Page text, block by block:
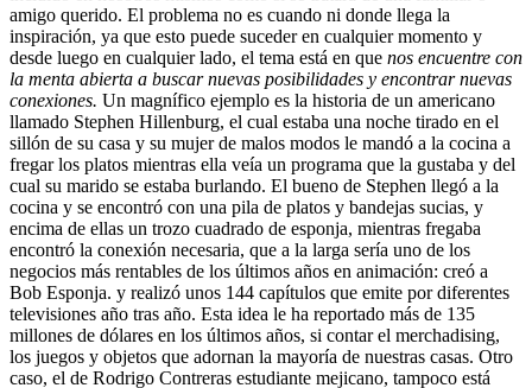
amigo querido. El problema no es cuando ni donde llega la
inspiración, ya que esto puede suceder en cualquier momento y
desde luego en cualquier lado, el tema está en que nos encuentre con
la menta abierta a buscar nuevas posibilidades y encontrar nuevas
conexiones. Un magnífico ejemplo es la historia de un americano
llamado Stephen Hillenburg, el cual estaba una noche tirado en el
sillón de su casa y su mujer de malos modos le mandó a la cocina a
fregar los platos mientras ella veía un programa que la gustaba y del
cual su marido se estaba burlando. El bueno de Stephen llegó a la
cocina y se encontró con una pila de platos y bandejas sucias, y
encima de ellas un trozo cuadrado de esponja, mientras fregaba
encontró la conexión necesaria, que a la larga sería uno de los
negocios más rentables de los últimos años en animación: creó a
Bob Esponja. y realizó unos 144 capítulos que emite por diferentes
televisiones año tras año. Esta idea le ha reportado más de 135
millones de dólares en los últimos años, si contar el merchadising,
los juegos y objetos que adornan la mayoría de nuestras casas. Otro
caso, el de Rodrigo Contreras estudiante mejicano, tampoco está